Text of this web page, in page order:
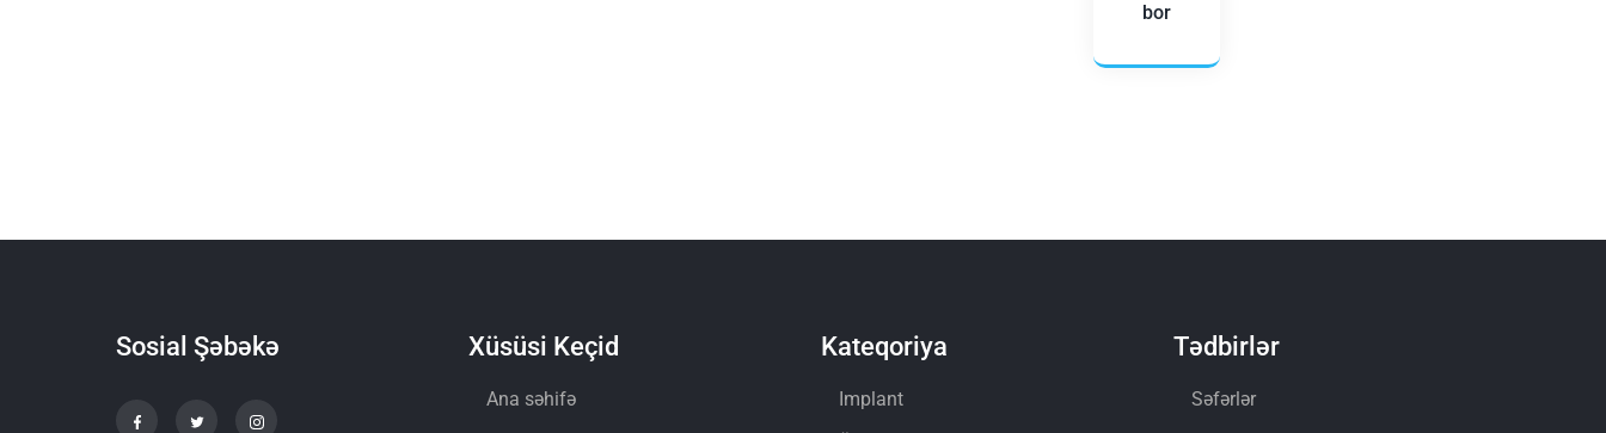
bor
Sosial Şəbəkə Xüsüsi Keçid
Ana səhifə
Kateqoriya
Implant
Tədbirlər
Səfərlər